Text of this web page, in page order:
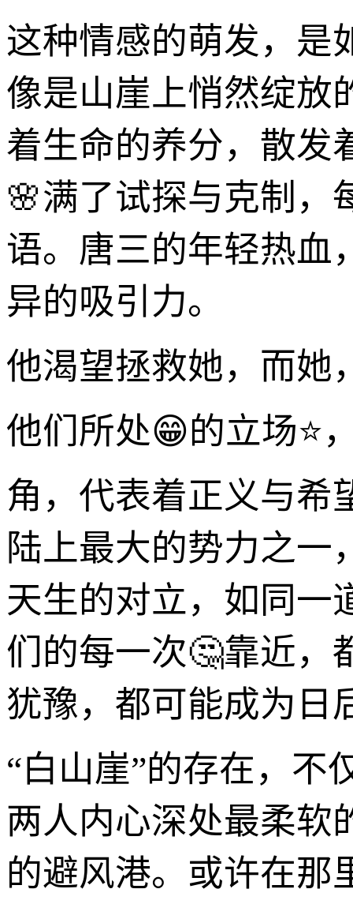
这种情感的萌发，是
像是山崖上悄然绽放
着生命的养分，散发
🌸满了试探与克制，
语。唐三的年轻热血
异的吸引力。
他渴望拯救她，而她
他们所处😁的立场⭐
角，代表着正义与希
陆上最大的势力之一
天生的对立，如同一
们的每一次🤔靠近，
犹豫，都可能成为日
“白山崖”的存在，不
两人内心深处最柔软
的避风港。或许在那